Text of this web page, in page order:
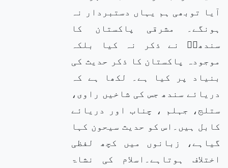
آیا توبھی ہم یہاں دستبردار نہ
ہونگے۔ مشرقی پاکستان کا
سندھیؒ نے ذکر نہ کیا بلکہ
موجودہ پاکستان کا ذکر حدیث کی
بنیاد پر کیا ہے۔ لکھا ہے کہ
دریائے سندھ جس کی شاخیں راوی،
ستلج، جہلم ، چناب اور دریائے
کابل ہیں۔اس کو حدیث سیحون کہا
گیاہے، زبانوں میں کچھ لفظی
اختلاف ہوتاہے۔اسلام کی نشاۃ